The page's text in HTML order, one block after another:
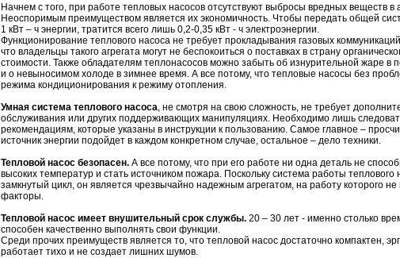
Начнем с того, при работе тепловых насосов отсутствуют выбросы вредных веществ в
Неоспоримым преимуществом является их экономичность. Чтобы передать общей
1 кВт – ч энергии, тратится всего лишь 0,2-0,35 кВт - ч электроэнергии.
Функционирование теплового насоса не требует прокладывания газовых
что владельцы такого агрегата могут не беспокоиться о поставках в страну
стоимости. Также обладателям теплонасосов можно забыть об изнурительной жаре в
и о невыносимом холоде в зимнее время. А все потому, что тепловые насосы без
режима кондиционирования к режиму отопления.
Умная система теплового насоса , не смотря на свою сложность, не требует
обслуживания или других поддерживающих манипуляциях. Необходимо лишь
рекомендациям, которые указаны в инструкции к пользованию. Самое главное –
источник энергии подойдет в каждом конкретном случае, остальное – дело техники.
Тепловой насос безопасен.А все потому, что при его работе ни одна деталь не
высоких температур и стать источником пожара. Поскольку система работы теплового
замкнутый цикл, он является чрезвычайно надежным агрегатом, на работу которого
факторы.
Тепловой насос имеет внушительный срок службы.20 – 30 лет - именно столько
способен качественно выполнять свои функции.
Среди прочих преимуществ является то, что тепловой насос достаточно компактен,
работает тихо и не создает лишних шумов.